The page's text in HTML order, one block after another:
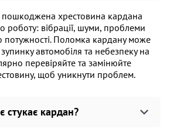
хрестовина кардана
роботу: вібрації, шуми, проблеми
потужності. Поломка кардану може
автомобіля та небезпеку на
перевіряйте та замінюйте
щоб уникнути проблем.
стукає кардан?